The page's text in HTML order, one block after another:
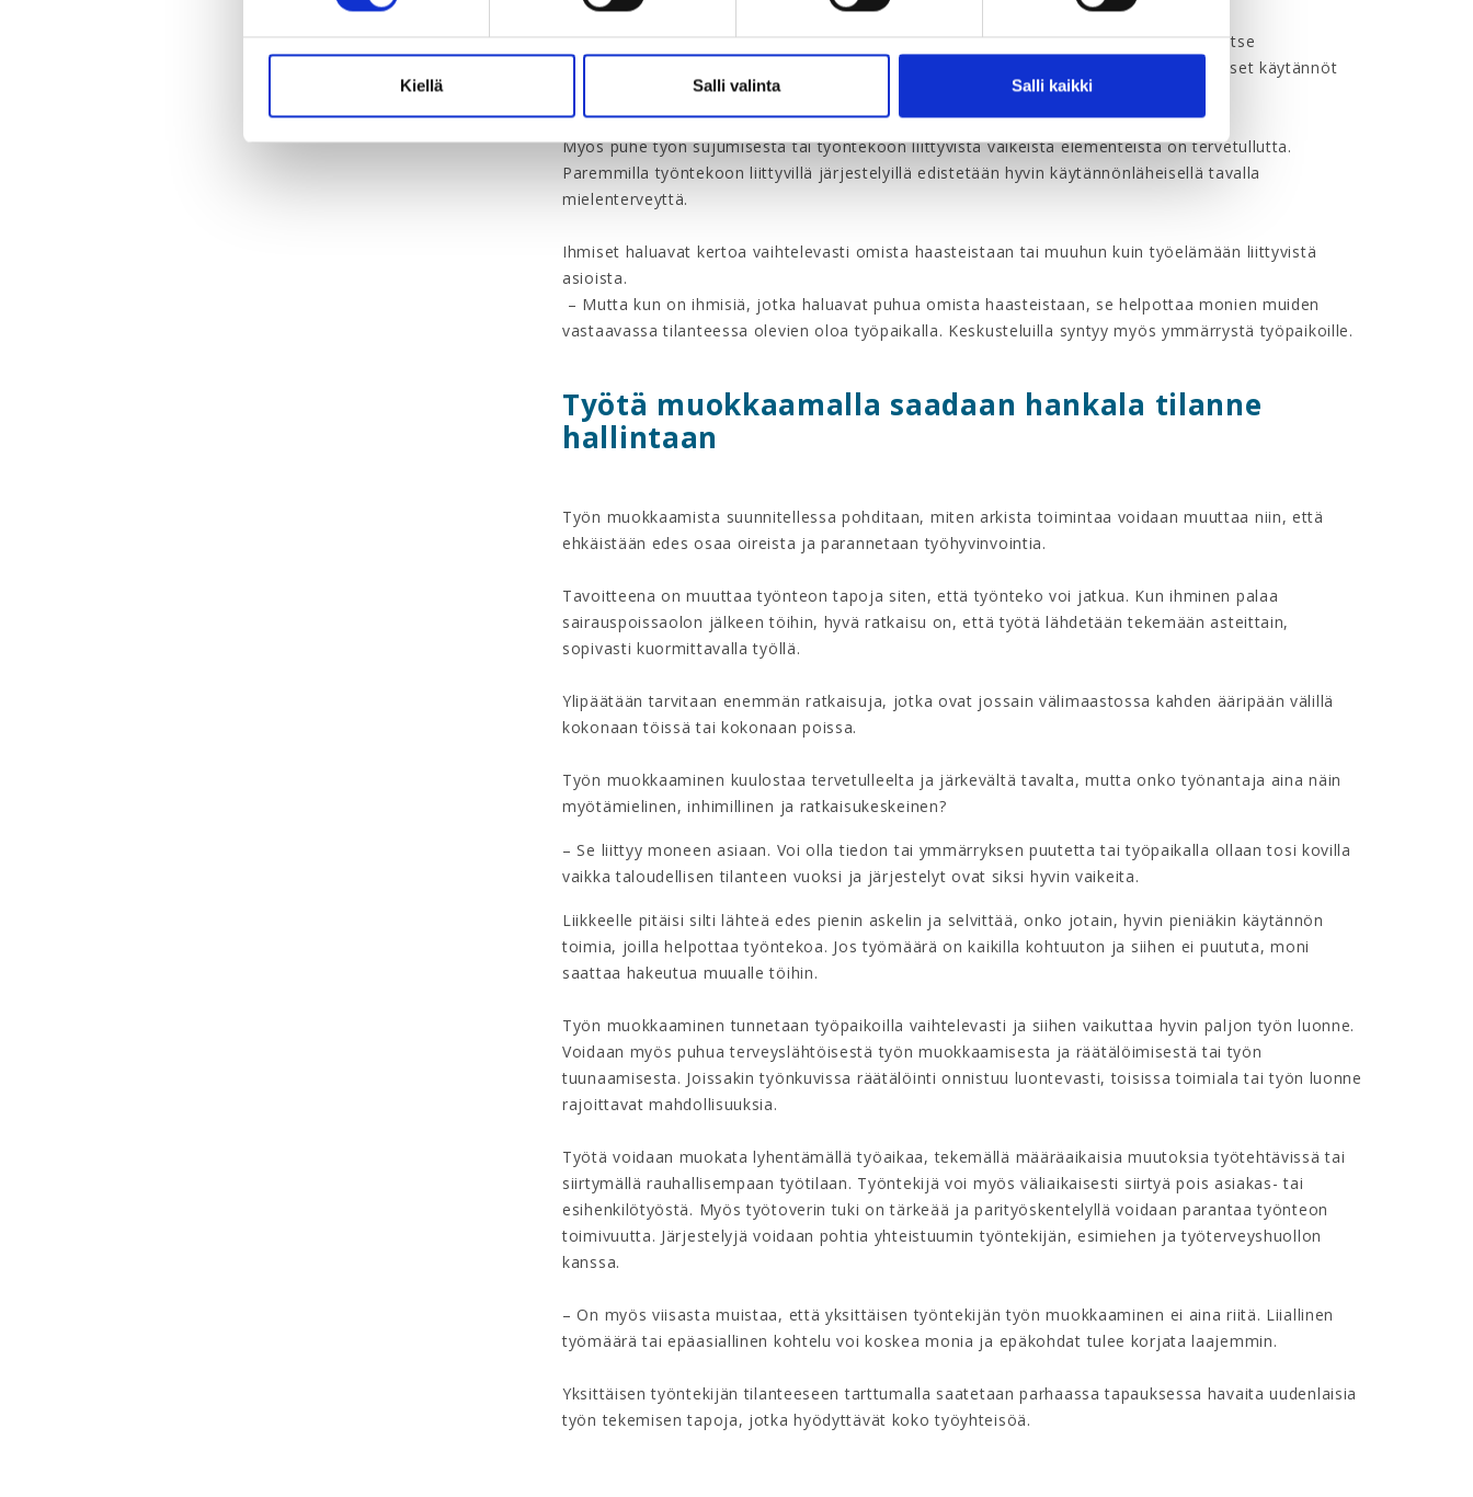
Kiellä Salli valinta Salli kaikki
Arkipäivän johtamisen käytännöillä voi tukea mielenterveyttä: osoita arvostusta, palkitse
ponnistelusta ja luo mahdollisuuksia kokea hallinnan tunnetta työssä. Oikeudenmukaiset käytännöt
vaalivat nekin mielenterveyttä.
Myös puhe työn sujumisesta tai työntekoon liittyvistä vaikeista elementeistä on tervetullutta.
Paremmilla työntekoon liittyvillä järjestelyillä edistetään hyvin käytännönläheisellä tavalla
mielenterveyttä.
Ihmiset haluavat kertoa vaihtelevasti omista haasteistaan tai muuhun kuin työelämään liittyvistä
asioista.
– Mutta kun on ihmisiä, jotka haluavat puhua omista haasteistaan, se helpottaa monien muiden
vastaavassa tilanteessa olevien oloa työpaikalla. Keskusteluilla syntyy myös ymmärrystä työpaikoille.
Työtä muokkaamalla saadaan hankala tilanne
hallintaan
Työn muokkaamista suunnitellessa pohditaan, miten arkista toimintaa voidaan muuttaa niin, että
ehkäistään edes osaa oireista ja parannetaan työhyvinvointia.
Tavoitteena on muuttaa työnteon tapoja siten, että työnteko voi jatkua. Kun ihminen palaa
sairauspoissaolon jälkeen töihin, hyvä ratkaisu on, että työtä lähdetään tekemään asteittain,
sopivasti kuormittavalla työllä.
Ylipäätään tarvitaan enemmän ratkaisuja, jotka ovat jossain välimaastossa kahden ääripään välillä
kokonaan töissä tai kokonaan poissa.
Työn muokkaaminen kuulostaa tervetulleelta ja järkevältä tavalta, mutta onko työnantaja aina näin
myötämielinen, inhimillinen ja ratkaisukeskeinen?
– Se liittyy moneen asiaan. Voi olla tiedon tai ymmärryksen puutetta tai työpaikalla ollaan tosi kovilla
vaikka taloudellisen tilanteen vuoksi ja järjestelyt ovat siksi hyvin vaikeita.
Liikkeelle pitäisi silti lähteä edes pienin askelin ja selvittää, onko jotain, hyvin pieniäkin käytännön
toimia, joilla helpottaa työntekoa. Jos työmäärä on kaikilla kohtuuton ja siihen ei puututa, moni
saattaa hakeutua muualle töihin.
Työn muokkaaminen tunnetaan työpaikoilla vaihtelevasti ja siihen vaikuttaa hyvin paljon työn luonne.
Voidaan myös puhua terveyslähtöisestä työn muokkaamisesta ja räätälöimisestä tai työn
tuunaamisesta. Joissakin työnkuvissa räätälöinti onnistuu luontevasti, toisissa toimiala tai työn luonne
rajoittavat mahdollisuuksia.
Työtä voidaan muokata lyhentämällä työaikaa, tekemällä määräaikaisia muutoksia työtehtävissä tai
siirtymällä rauhallisempaan työtilaan. Työntekijä voi myös väliaikaisesti siirtyä pois asiakas- tai
esihenkilötyöstä. Myös työtoverin tuki on tärkeää ja parityöskentelyllä voidaan parantaa työnteon
toimivuutta. Järjestelyjä voidaan pohtia yhteistuumin työntekijän, esimiehen ja työterveyshuollon
kanssa.
– On myös viisasta muistaa, että yksittäisen työntekijän työn muokkaaminen ei aina riitä. Liiallinen
työmäärä tai epäasiallinen kohtelu voi koskea monia ja epäkohdat tulee korjata laajemmin.
Yksittäisen työntekijän tilanteeseen tarttumalla saatetaan parhaassa tapauksessa havaita uudenlaisia
työn tekemisen tapoja, jotka hyödyttävät koko työyhteisöä.